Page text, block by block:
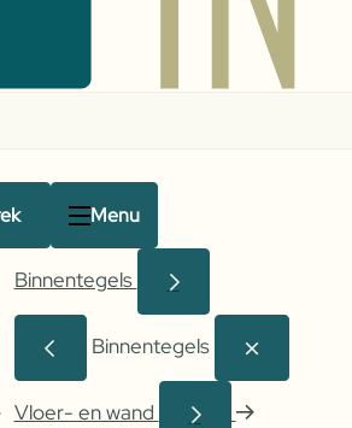
Menu
Binnentegels
Binnentegels
Vloer- en wand